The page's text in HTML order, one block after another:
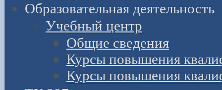
Образовательная деятельность
Учебный центр
Общие сведения
Курсы повышения
Курсы повышения